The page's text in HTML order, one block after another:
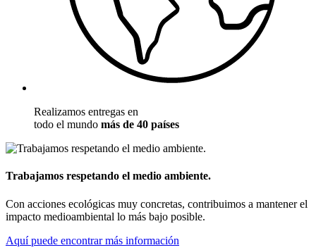
Realizamos entregas en
todo el mundo más de 40 países
Trabajamos respetando el medio ambiente.
Con acciones ecológicas muy concretas, contribuimos a mantener el
impacto medioambiental lo más bajo posible.
Aquí puede encontrar más información